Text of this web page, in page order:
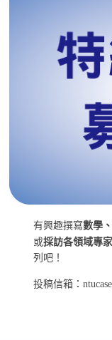
有興趣撰寫數學
或採訪各領域專家
列吧！
投稿信箱：